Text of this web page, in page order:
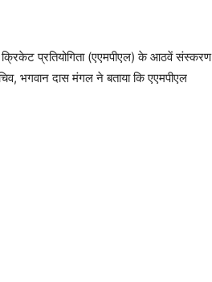
प्रतियोगिता (एएमपीएल) के आठवें संस्करण
भगवान दास मंगल ने बताया कि एएमपीएल